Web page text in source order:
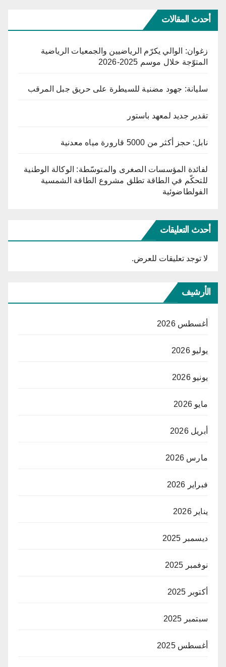
أحدث المقالات
زغوان: الوالي يكرّم الرياضيين والجمعيات الرياضية
المتوّجة خلال موسم 2025-2026
سليانة: جهود مضنية للسيطرة على حريق جبل المرقب
تقدير جديد لمعهد باستور
نابل: حجز أكثر من 5000 قارورة مياه معدنية
لفائدة المؤسسات الصغرى والمتوسّطة: الوكالة الوطنية
للتحكّم في الطاقة تطلق مشروع الطاقة الشمسية
الفولطاضوئية
أحدث التعليقات
لا توجد تعليقات للعرض.
الأرشيف
أغسطس 2026
يوليو 2026
يونيو 2026
مايو 2026
أبريل 2026
مارس 2026
فبراير 2026
يناير 2026
ديسمبر 2025
نوفمبر 2025
أكتوبر 2025
سبتمبر 2025
أغسطس 2025